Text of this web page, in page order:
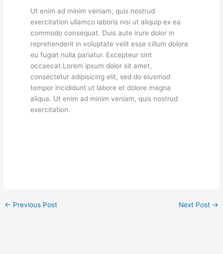
Ut enim ad minim veniam, quis nostrud
exercitation ullamco laboris nisi ut aliquip ex ea
commodo consequat. Duis aute irure dolor in
reprehenderit in voluptate velit esse cillum dolore
eu fugiat nulla pariatur. Excepteur sint
occaecat.Lorem ipsum dolor sit amet,
consectetur adipisicing elit, sed do eiusmod
tempor incididunt ut labore et dolore magna
aliqua. Ut enim ad minim veniam, quis nostrud
exercitation.
← Previous Post Next Post →